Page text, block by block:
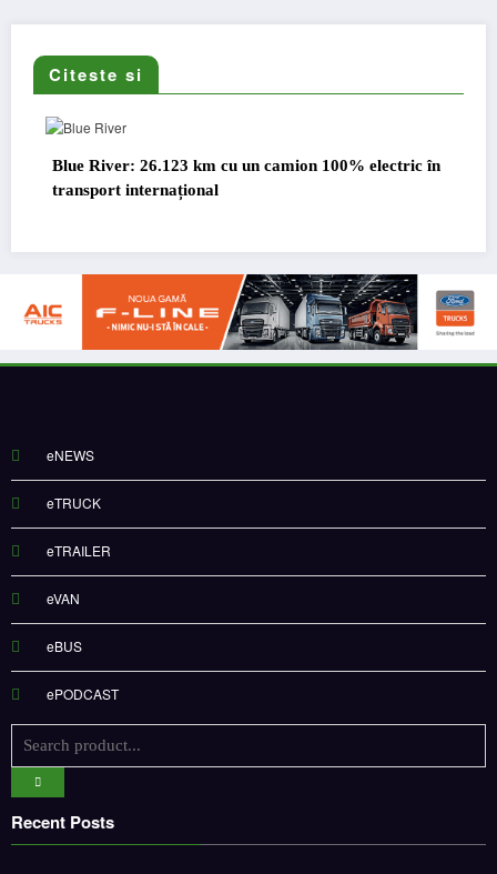
Citeste si
Blue River: 26.123 km cu un camion 100% electric în
transport internațional
eNEWS
eTRUCK
eTRAILER
eVAN
eBUS
ePODCAST
Recent Posts